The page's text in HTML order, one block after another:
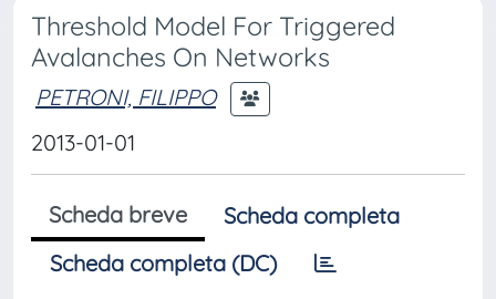
Threshold Model For Triggered
Avalanches On Networks
PETRONI, FILIPPO
2013-01-01
Scheda breve
Scheda completa
Scheda completa (DC)